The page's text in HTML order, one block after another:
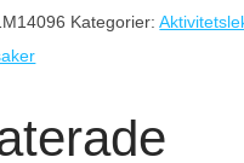
Kategorier: